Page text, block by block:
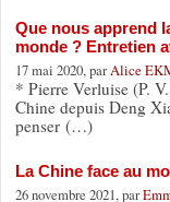
Que nous apprend
monde ? Entretien
17 mai 2020, parAlice
* Pierre Verluise (P.
Chine depuis Deng
penser (…)
La Chine face au
26 novembre 2021, par